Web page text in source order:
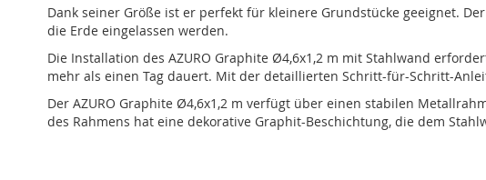
Dank seiner Größe ist er perfekt für kleinere Grundstücke geeignet.
die Erde eingelassen werden.
Die Installation des AZURO Graphite Ø4,6x1,2 m mit Stahlwand
mehr als einen Tag dauert. Mit der detaillierten Schritt-für-Schritt-
Der AZURO Graphite Ø4,6x1,2 m verfügt über einen stabilen
des Rahmens hat eine dekorative Graphit-Beschichtung, die dem